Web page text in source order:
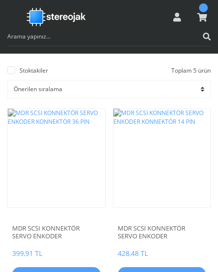
Stoktakiler Toplam 5 ürün
MDR SCSI KONNEKTÖR
SERVO ENKODER
399,91 TL
MDR SCSI KONNEKTÖR
SERVO ENKODER
428,48 TL